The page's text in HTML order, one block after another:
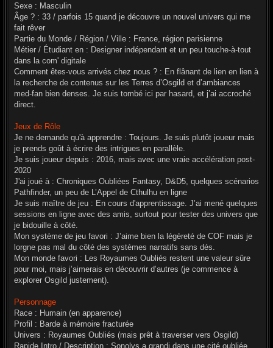
e
Sexe : Masculin
Âge ? : 33 / parfois 15 quand je découvre un nouvel univers qui me
fait rêver
Partie du Monde / Région / Ville : France, région parisienne
Métier / Étudiant en : Designer indépendant et un peu touche-à-tout
dans la com' digitale
Comment êtes-vous arrivés chez nous ? : En flânant de lien en lien à
la recherche de contenus sur les Terres d’Osgild et d’ambiances
med-fan bien denses. Je suis tombé ici par hasard, et j’ai accroché
direct.
Jeux de Rôle
Je ne demande qu'à apprendre : Toujours. Je suis plutôt joueur mais
je prends goût à écrire des intrigues en parallèle.
Je suis joueur depuis : 2016, mais avec une vraie accélération post-
2020
J'ai joué à : Chroniques Oubliées Fantasy, D&D5, quelques scénarios
Pathfinder, un peu de L’Appel de Cthulhu en ligne
Je suis maître de jeu : En cours d'apprentissage. J’ai mené quelques
sessions en ligne avec des amis, surtout pour tester des univers que
je bidouille à côté.
Mon système de jeu favori : J’aime bien la légèreté de COF mais je
lorgne pas mal du côté des systèmes narratifs sans dés.
Mon monde favori : Les Royaumes Oubliés restent une valeur sûre
pour moi, mais j’aimerais en découvrir d’autres (je commence à
explorer Osgild justement).
Personnage
Race : Humain (en apparence)
Profil : Barde à mémoire fracturée
Univers : Royaumes Oubliés (mais prêt à traverser vers Osgild)
Rapide Intro / Description : Sonolys a grandi dans une cité oubliée,